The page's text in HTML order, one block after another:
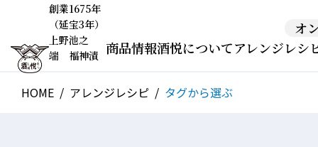
創業1675年
（延宝3年）
上野池之
端 福神漬
オ
商品情報酒悦についてアレンジレシ
HOME アレンジレシピ タグから選ぶ